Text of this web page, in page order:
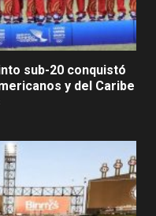
sub-20 conquistó
y del Caribe